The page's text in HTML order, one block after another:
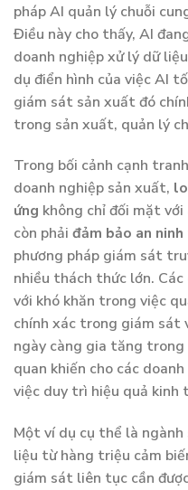
pháp AI quản lý chuỗi
Điều này cho thấy, AI
doanh nghiệp xử lý dữ
dụ điển hình của việc AI
giám sát sản xuất đó
trong sản xuất, quản lý
Trong bối cảnh cạnh
doanh nghiệp sản xuất,
ứng không chỉ đối mặt với
còn phải đảm bảo an
phương pháp giám sát
nhiều thách thức lớn.
với khó khăn trong việc
chính xác trong giám sát
ngày càng gia tăng trong
quan khiến cho các
việc duy trì hiệu quả kinh
Một ví dụ cụ thể là
liệu từ hàng triệu cảm
giám sát liên tục cần